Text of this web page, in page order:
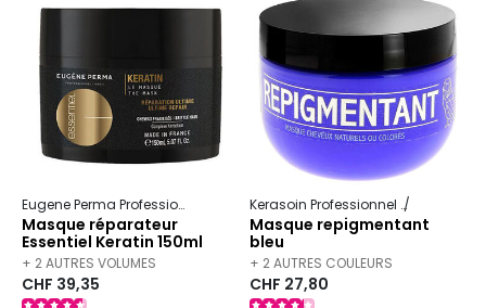
Eugene Perma Professionnel Essentiel Keratin
Masque réparateur
Essentiel Keratin 150ml
+ 2 AUTRES VOLUMES
DISPONIBLES
CHF 39,35
Kerasoin Professionnel
Masque repigmentant
bleu
+ 2 AUTRES COULEURS
DISPONIBLES
CHF 27,80